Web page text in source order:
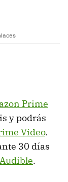
Prime
y podrás
Video.
30 días
Audible.